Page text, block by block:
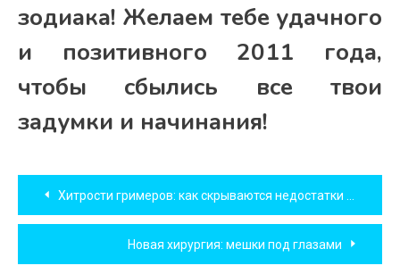
зодиака! Желаем тебе удачного
и позитивного 2011 года,
чтобы сбылись все твои
задумки и начинания!
Навигация
по
записям
Хитрости гримеров: как скрываются недостатки кожи
Новая хирургия: мешки под глазами